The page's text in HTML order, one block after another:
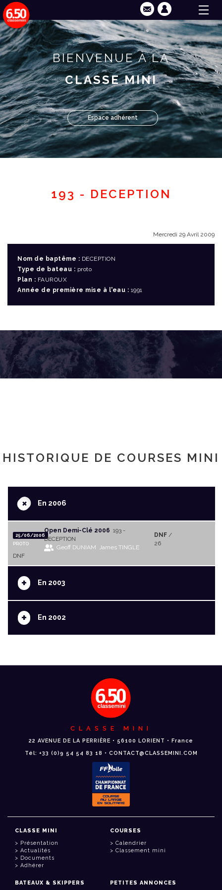
BIENVENUE À LA
CLASSE MINI
Espace adhérent
193 - DECEPTION
Mercredi 29 Avril 2009
Nom de baptême : DECEPTION
Type de bateau : proto
Plan : FAUROUX
Année de première mise à l'eau : 1991
HISTORIQUE DE COURSES MINI
+En 2006
25/06/2006
PROTO
Open Demi-Clé 2006 193 -
DECEPTION
Geoff DUNIAM James TINGLE
DNF/
26
DNF
+ En 2003
+ En 2002
CLASSE MINI
22 AVENUE DE LA PERRIÈRE • 56100 LORIENT • France
Tél: +33 (0)9 54 54 83 18 • CONTACT@CLASSEMINI.COM
CLASSE MINI
Présentation
Actualités
Documents
Adhérer
COURSES
Calendrier
Classement mini
BATEAUX & SKIPPERS PETITES ANNONCES